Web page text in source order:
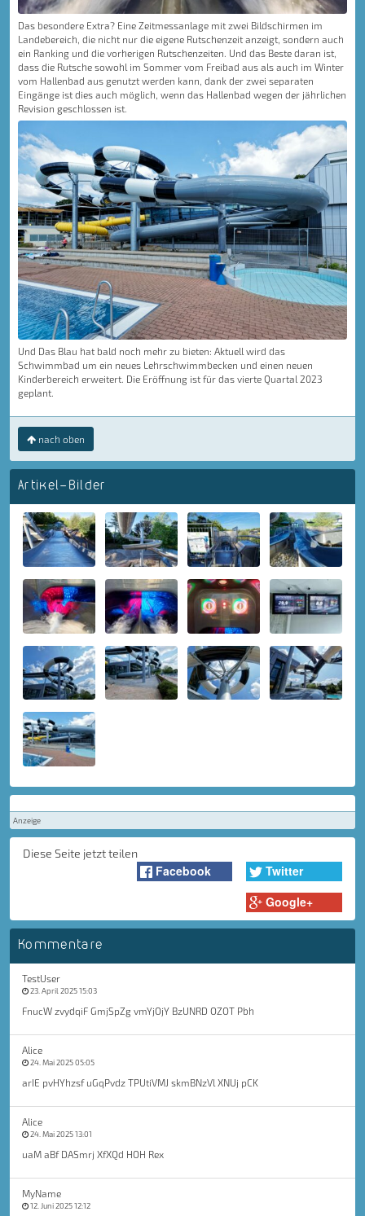
Das besondere Extra? Eine Zeitmessanlage mit zwei Bildschirmen im
Landebereich, die nicht nur die eigene Rutschenzeit anzeigt, sondern auch
ein Ranking und die vorherigen Rutschenzeiten. Und das Beste daran ist,
dass die Rutsche sowohl im Sommer vom Freibad aus als auch im Winter
vom Hallenbad aus genutzt werden kann, dank der zwei separaten
Eingänge ist dies auch möglich, wenn das Hallenbad wegen der jährlichen
Revision geschlossen ist.
Und Das Blau hat bald noch mehr zu bieten: Aktuell wird das
Schwimmbad um ein neues Lehrschwimmbecken und einen neuen
Kinderbereich erweitert. Die Eröffnung ist für das vierte Quartal 2023
geplant.
nach oben
Artikel-Bilder
Anzeige
Diese Seite jetzt teilen
Facebook
Twitter
Google+
Kommentare
TestUser
23. April 2025 15:03
FnucW zvydqiF GmjSpZg vmYjOjY BzUNRD OZOT Pbh
Alice
24. Mai 2025 05:05
arIE pvHYhzsf uGqPvdz TPUtiVMJ skmBNzVl XNUj pCK
Alice
24. Mai 2025 13:01
uaM aBf DASmrj XfXQd HOH Rex
MyName
12. Juni 2025 12:12